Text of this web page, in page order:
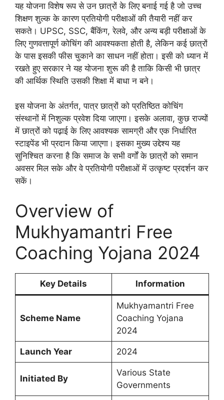
यह योजना विशेष रूप से उन छात्रों के लिए बनाई गई है जो उच्च
शिक्षण शुल्क के कारण प्रतियोगी परीक्षाओं की तैयारी नहीं कर
सकते। UPSC, SSC, बैंकिंग, रेलवे, और अन्य बड़ी परीक्षाओं के
लिए गुणवत्तापूर्ण कोचिंग की आवश्यकता होती है, लेकिन कई छात्रों
के पास इसकी फीस चुकाने का साधन नहीं होता। इसी को ध्यान में
रखते हुए सरकार ने यह योजना शुरू की है ताकि किसी भी छात्र
की आर्थिक स्थिति उसकी शिक्षा में बाधा न बने।
इस योजना के अंतर्गत, पात्र छात्रों को प्रतिष्ठित कोचिंग
संस्थानों में निशुल्क प्रवेश दिया जाएगा। इसके अलावा, कुछ राज्यों
में छात्रों को पढ़ाई के लिए आवश्यक सामग्री और एक निर्धारित
स्टाइपेंड भी प्रदान किया जाएगा। इसका मुख्य उद्देश्य यह
सुनिश्चित करना है कि समाज के सभी वर्गों के छात्रों को समान
अवसर मिल सके और वे प्रतियोगी परीक्षाओं में उत्कृष्ट प्रदर्शन कर
सकें।
Overview of
Mukhyamantri Free
Coaching Yojana 2024
Key Details Information
Scheme Name
Mukhyamantri Free
Coaching Yojana
2024
Launch Year 2024
Initiated By
Various State
Governments